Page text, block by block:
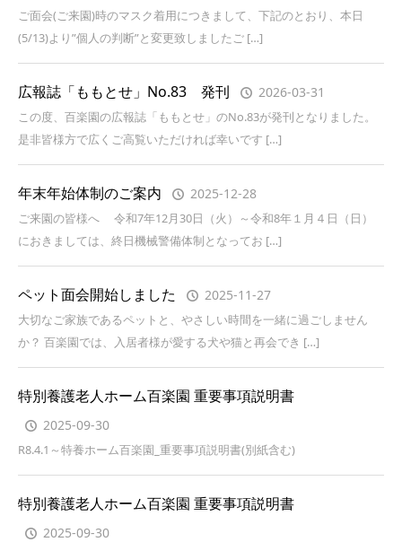
ご面会(ご来園)時のマスク着用につきまして、下記のとおり、本日
(5/13)より”個人の判断”と変更致しましたご […]
広報誌「ももとせ」No.83 発刊 2026-03-31
この度、百楽園の広報誌「ももとせ」のNo.83が発刊となりました。
是非皆様方で広くご高覧いただければ幸いです […]
年末年始体制のご案内 2025-12-28
ご来園の皆様へ 令和7年12月30日（火）～令和8年１月４日（日）
におきましては、終日機械警備体制となってお […]
ペット面会開始しました 2025-11-27
大切なご家族であるペットと、やさしい時間を一緒に過ごしません
か？ 百楽園では、入居者様が愛する犬や猫と再会でき […]
特別養護老人ホーム百楽園 重要事項説明書
2025-09-30
R8.4.1～特養ホーム百楽園_重要事項説明書(別紙含む)
特別養護老人ホーム百楽園 重要事項説明書
2025-09-30